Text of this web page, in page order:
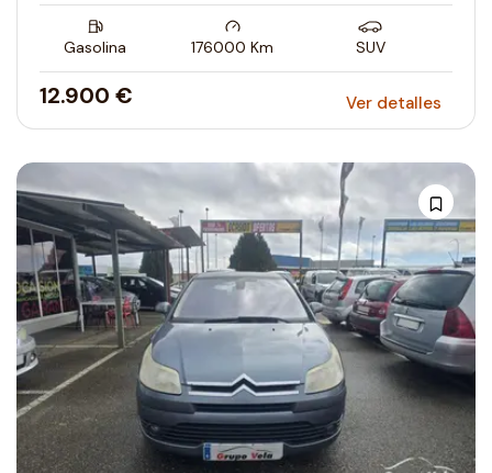
Gasolina 176000 Km SUV
12.900 € Ver detalles